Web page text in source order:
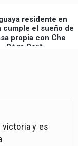
residente en
cumple el sueño de
propia con Che
Róga Porã
y es